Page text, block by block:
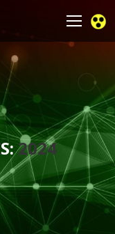
2024